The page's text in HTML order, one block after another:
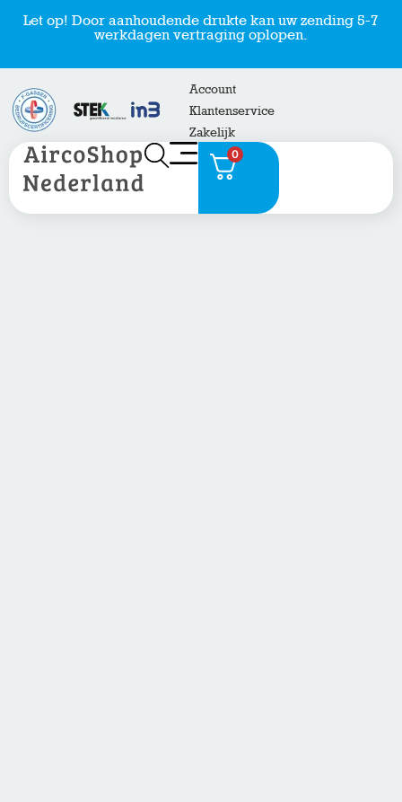
Let op! Door aanhoudende drukte kan uw zending 5-7
werkdagen vertraging oplopen.
Account
Klantenservice
Zakelijk
0